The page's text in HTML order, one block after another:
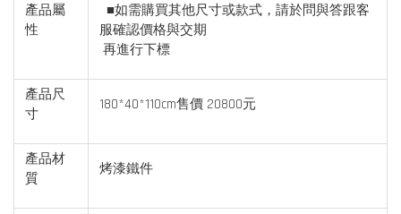
產品屬
性
■如需購買其他尺寸或款式，請於問與答跟客
服確認價格與交期
再進行下標
產品尺
寸
180*40*110cm售價 20800元
產品材
質
烤漆鐵件